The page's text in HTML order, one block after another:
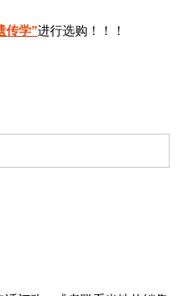
传学”进行选购！！！